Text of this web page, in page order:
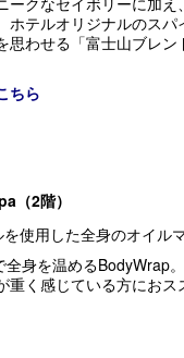
ホテルオリジナルのスパ
思わせる「富士山ブレン
ちら
（2階）
使用した全身のオイル
身を温めるBodyWrap
く感じている方におス